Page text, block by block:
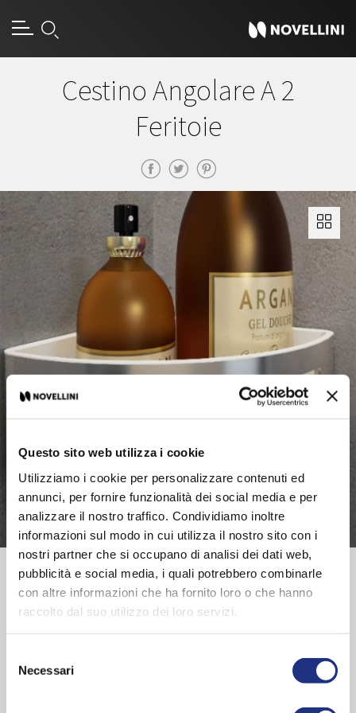
Questo sito web utilizza i cookie
Utilizziamo i cookie per personalizzare contenuti ed
annunci, per fornire funzionalità dei social media e per
analizzare il nostro traffico. Condividiamo inoltre
informazioni sul modo in cui utilizza il nostro sito con i
nostri partner che si occupano di analisi dei dati web,
pubblicità e social media, i quali potrebbero combinarle
con altre informazioni che ha fornito loro o che hanno
raccolto dal suo utilizzo dei loro servizi.
delNecessari
Cestino Angolare A 2
Feritoie
Scheda prodotto
La gamma Novellini include una vasta selezione di accessori per la